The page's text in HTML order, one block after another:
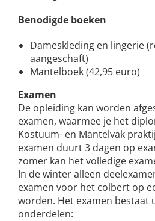
Benodigde boeken
Dameskleding en lingerie
aangeschaft)
Mantelboek (42,95 euro)
Examen
De opleiding kan worden
examen, waarmee je het
Kostuum- en Mantelvak
examen duurt 3 dagen op
zomer kan het volledige
In de winter alleen
examen voor het colbert op
worden. Het examen bestaat
onderdelen: